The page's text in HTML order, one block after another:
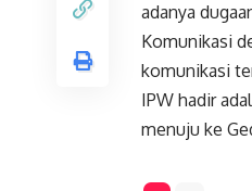
adanya
Komunikasi
komunikasi
IPW hadir
menuju ke